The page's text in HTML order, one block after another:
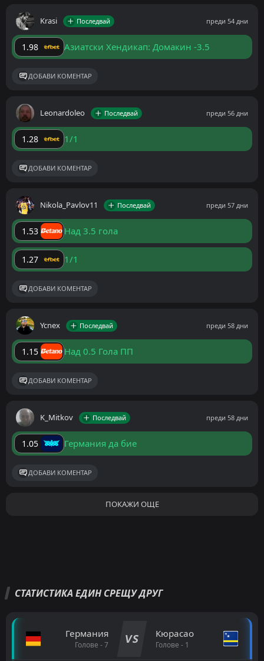
Krasi Последвай преди 54 дни
1.98 Азиатски Хендикап: Домакин -3.5
ДОБАВИ КОМЕНТАР
Leonardoleo Последвай преди 56 дни
1.28 1/1
ДОБАВИ КОМЕНТАР
Nikola_Pavlov11 Последвай преди 57 дни
1.53 Над 3.5 гола
1.27 1/1
ДОБАВИ КОМЕНТАР
Ycnex Последвай преди 58 дни
1.15 Над 0.5 Гола ПП
ДОБАВИ КОМЕНТАР
K_Mitkov Последвай преди 58 дни
1.05 Германия да бие
ДОБАВИ КОМЕНТАР
ПОКАЖИ ОЩЕ
СТАТИСТИКА ЕДИН СРЕЩУ ДРУГ
Германия
Голове - 7 VS Кюрасао
Голове - 1